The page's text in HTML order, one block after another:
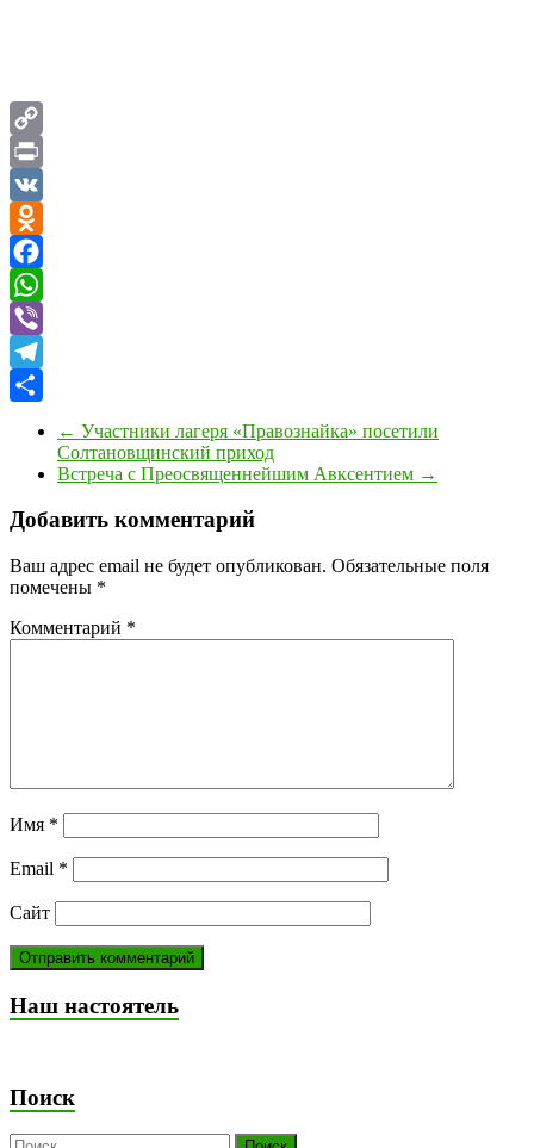
Copy
Link
Print
VK
Odnoklassniki
Facebook
WhatsApp
Viber
Telegram
← Участники лагеря «Правознайка» посетили
Солтановщинский приход
Встреча с Преосвященнейшим Авксентием →
Добавить комментарий
Ваш адрес email не будет опубликован. Обязательные поля
помечены *
Комментарий *
Имя *
Email *
Сайт
Наш настоятель
Поиск